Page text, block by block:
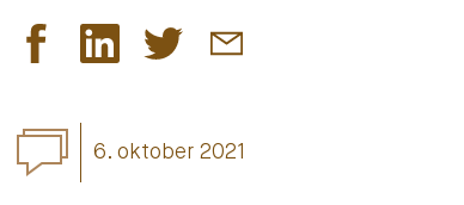
6. oktober 2021